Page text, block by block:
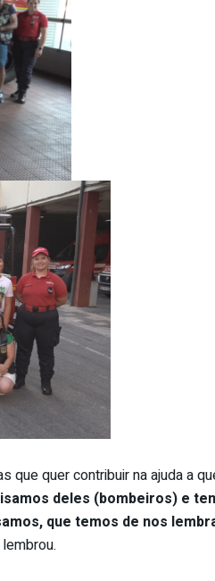
que quer contribuir na ajuda a
deles (bombeiros) e
que temos de nos
lembrou.